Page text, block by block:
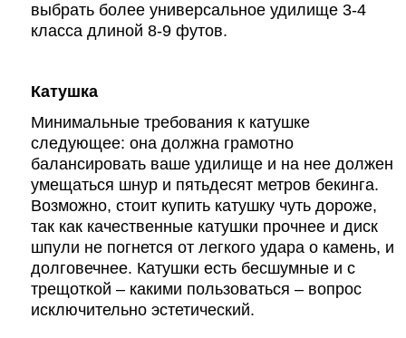
выбрать более универсальное удилище 3-4
класса длиной 8-9 футов.
Катушка
Минимальные требования к катушке
следующее: она должна грамотно
балансировать ваше удилище и на нее должен
умещаться шнур и пятьдесят метров бекинга.
Возможно, стоит купить катушку чуть дороже,
так как качественные катушки прочнее и диск
шпули не погнется от легкого удара о камень, и
долговечнее. Катушки есть бесшумные и с
трещоткой – какими пользоваться – вопрос
исключительно эстетический.